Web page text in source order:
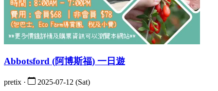
Abbotsford (阿博斯福) 一日遊
pretix · 2025-07-12 (Sat)